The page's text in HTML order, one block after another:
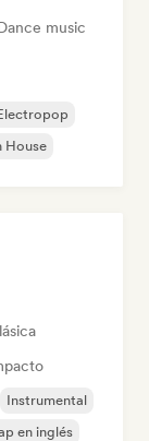
music
House
Instrumental
en inglés